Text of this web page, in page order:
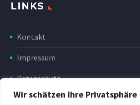
Wir schätzen Ihre Privatsphäre
LINKS
Kontakt
Impressum
Datenschutz
Disclaimer